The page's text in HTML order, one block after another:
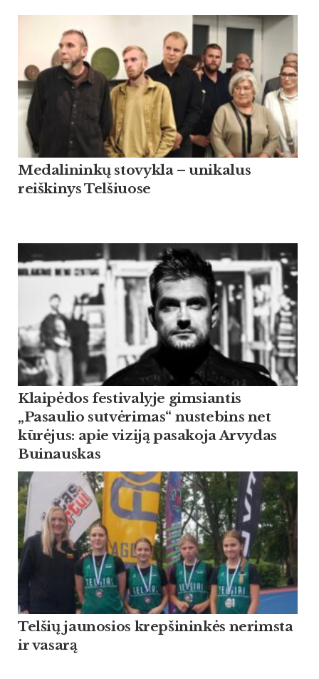
Medalininkų stovykla – unikalus
reiškinys Telšiuose
Klaipėdos festivalyje gimsiantis
„Pasaulio sutvėrimas“ nustebins net
kūrėjus: apie viziją pasakoja Arvydas
Buinauskas
Tel­šių jau­no­sios krep­ši­ninkės ne­rims­ta
ir va­sarą